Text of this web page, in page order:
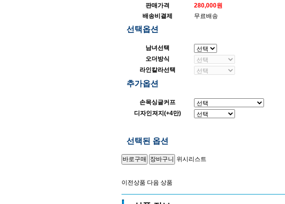
판매가격
280,000원
배송비결제
무료배송
선택옵션
남녀선택
오더방식
라인칼라선택
추가옵션
손목싱글커프
디자인져지(+4만)
선택된 옵션
위시리스트
이전상품 다음 상품